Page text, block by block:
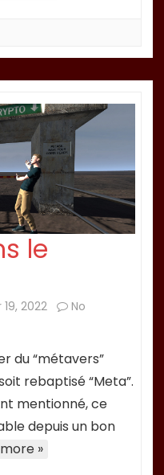
Why
le
2022
No
du “métavers”
rebaptisé “Meta”.
mentionné, ce
depuis un bon
»